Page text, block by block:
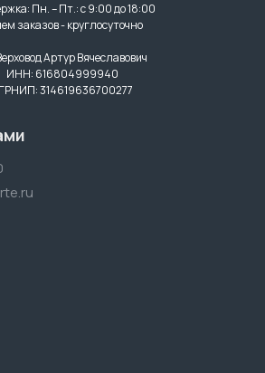
Пн. – Пт.: с 9:00 до 18:00
заказов - круглосуточно
Артур Вячеславович
ИНН: 616804999940
314619636700277